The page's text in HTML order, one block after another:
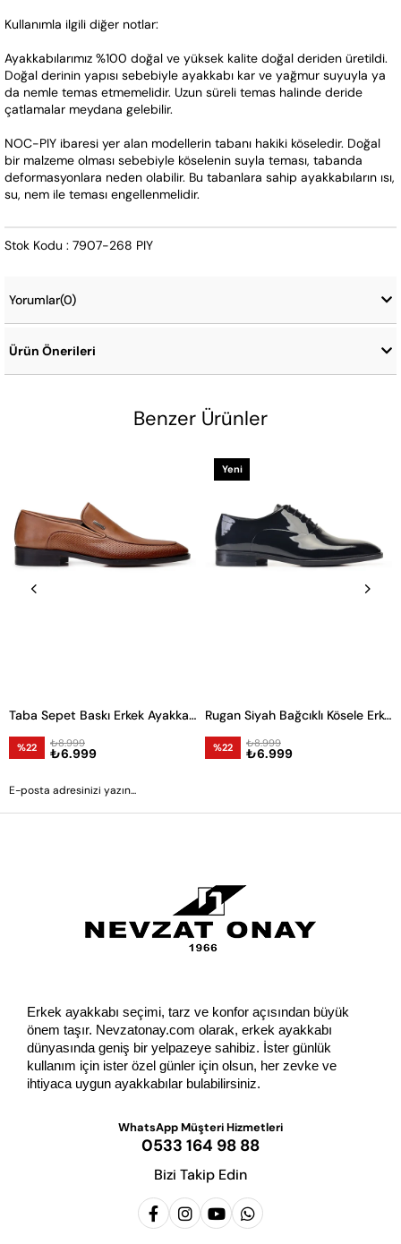
Kullanımla ilgili diğer notlar:
Ayakkabılarımız %100 doğal ve yüksek kalite doğal deriden üretildi.
Doğal derinin yapısı sebebiyle ayakkabı kar ve yağmur suyuyla ya
da nemle temas etmemelidir. Uzun süreli temas halinde deride
çatlamalar meydana gelebilir.
NOC-PIY ibaresi yer alan modellerin tabanı hakiki köseledir. Doğal
bir malzeme olması sebebiyle köselenin suyla teması, tabanda
deformasyonlara neden olabilir. Bu tabanlara sahip ayakkabıların ısı,
su, nem ile teması engellenmelidir.
Stok Kodu : 7907-268 PIY
Yorumlar(0)
Ürün Önerileri
Benzer Ürünler
Taba Sepet Baskı Erkek Ayakkabı -11832-
%22 ₺6.999
₺8.999
Rugan Siyah Bağcıklı Kösele Erkek Ayakkabı
%22 ₺6.999
₺8.999
Yeni
Erkek ayakkabı seçimi, tarz ve konfor açısından büyük
önem taşır. Nevzatonay.com olarak, erkek ayakkabı
dünyasında geniş bir yelpazeye sahibiz. İster günlük
kullanım için ister özel günler için olsun, her zevke ve
ihtiyaca uygun ayakkabılar bulabilirsiniz.
WhatsApp Müşteri Hizmetleri
0533 164 98 88
Bizi Takip Edin